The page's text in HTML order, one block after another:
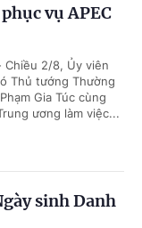
vụ APEC
Chiều 2/8, Ủy viên
Thủ tướng Thường
Gia Túc cùng
ương làm việc...
sinh Danh